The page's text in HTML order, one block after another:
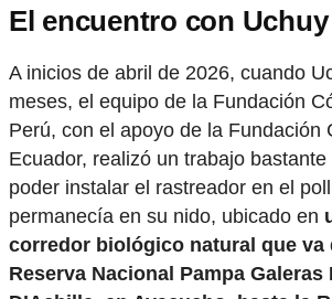
El encuentro con Uchuy
A inicios de abril de 2026, cuando
meses, el equipo de la Fundación
Perú, con el apoyo de la Fundación
Ecuador, realizó un trabajo
poder instalar el rastreador en el
permanecía en su nido, ubicado en
corredor biológico natural que va
Reserva Nacional Pampa Galeras